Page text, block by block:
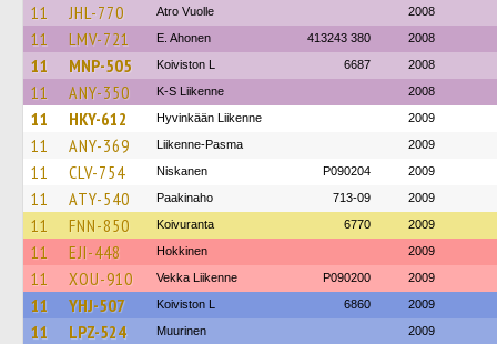
11 JHL-770 Atro Vuolle 2008
11 LMV-721 E. Ahonen 413243 380 2008
11 MNP-505 Koiviston L 6687 2008
11 ANY-350 K-S Liikenne 2008
11 HKY-612 Hyvinkään Liikenne 2009
11 ANY-369 Liikenne-Pasma 2009
11 CLV-754 Niskanen P090204 2009
11 ATY-540 Paakinaho 713-09 2009
11 FNN-850 Koivuranta 6770 2009
11 EJI-448 Hokkinen 2009
11 XOU-910 Vekka Liikenne P090200 2009
11 YHJ-507 Koiviston L 6860 2009
11 LPZ-524 Muurinen 2009